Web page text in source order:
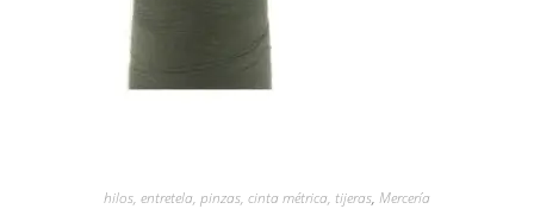
hilos, entretela, pinzas, cinta métrica, tijeras, Mercería